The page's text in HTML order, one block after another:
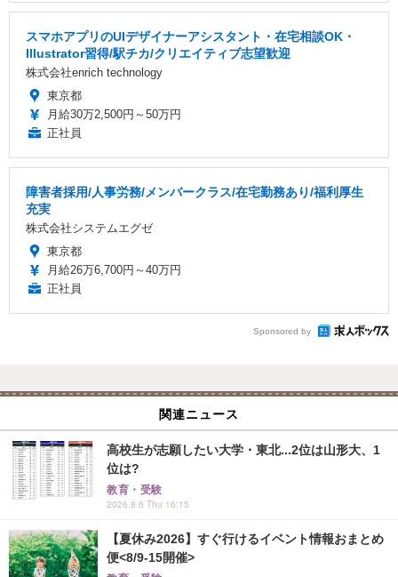
スマホアプリのUIデザイナーアシスタント・在宅相談OK・
Illustrator習得/駅チカ/クリエイティブ志望歓迎
株式会社enrich technology
東京都
月給30万2,500円～50万円
正社員
障害者採用/人事労務/メンバークラス/在宅勤務あり/福利厚生
充実
株式会社システムエグゼ
東京都
月給26万6,700円～40万円
正社員
Sponsored by
関連ニュース
高校生が志願したい大学・東北...2位は山形大、1
位は?
教育・受験
2026.8.6 Thu 16:15
【夏休み2026】すぐ行けるイベント情報おまとめ
便<8/9-15開催>